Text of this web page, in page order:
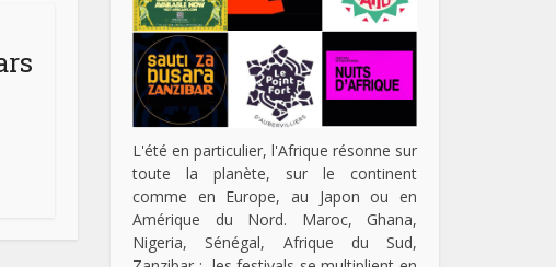
L'été en particulier, l'Afrique résonne sur
toute la planète, sur le continent
comme en Europe, au Japon ou en
Amérique du Nord. Maroc, Ghana,
Nigeria, Sénégal, Afrique du Sud,